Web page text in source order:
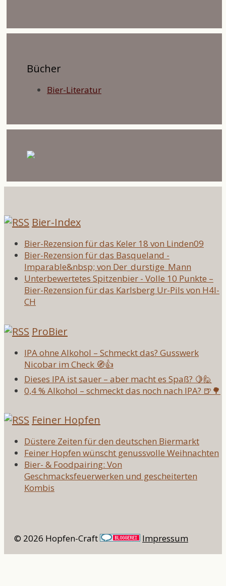
Bücher
Bier-Literatur
Bier-Index
Bier-Rezension für das Keler 18 von Linden09
Bier-Rezension für das Basqueland -
Imparable&nbsp; von Der_durstige_Mann
Unterbewertetes Spitzenbier - Volle 10 Punkte –
Bier-Rezension für das Karlsberg Ur-Pils von H4l-
CH
ProBier
IPA ohne Alkohol – Schmeckt das? Gusswerk
Nicobar im Check 🧭👍
Dieses IPA ist sauer – aber macht es Spaß? 🍋🙋
0,4 % Alkohol – schmeckt das noch nach IPA? 🍺🌳
Feiner Hopfen
Düstere Zeiten für den deutschen Biermarkt
Feiner Hopfen wünscht genussvolle Weihnachten
Bier- & Foodpairing: Von
Geschmacksfeuerwerken und gescheiterten
Kombis
© 2026 Hopfen-Craft Impressum